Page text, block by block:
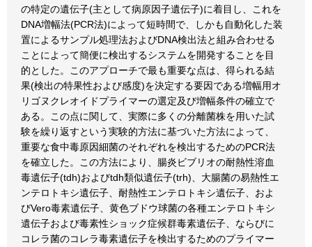
の特定の遺伝子(主として病原因子遺伝子)に着目し、これを
DNA増幅法(PCR法)によって短時間で、しかも自動化した装
置によるサンプル処理法およびDNA検出法と組み合わせる
ことによって簡便に検出するシステムを開発することを目
的とした。このアプローチで最も重要な点は、得られる結
果(検出の特果性および感度)を決定する要因である増幅用オ
リゴヌクレオイドプライマーの選定及び増幅条件の確立で
ある。この点に関して、実際に多くの分離菌株を用いた試
験を繰り返すという実験的方法に基づいた方法によって、
重要な食中毒原因細菌のそれぞれを検出するためのPCR法
を確立した。この方法により、腸炎ビブリオの耐熱性溶血
毒遺伝子(tdh)およびtdh類似遺伝子(trh)、大腸菌の易熱性エ
ンテロトキシ遺伝子、耐熱性エンテロトキシ遺伝子、およ
びVero毒素遺伝子、黄色ブドウ球菌の各種エンテロトキシ
遺伝子および毒素性ショック症候群毒素遺伝子、ならびに
コレラ菌のコレラ毒素遺伝子を検出するためのプライマー